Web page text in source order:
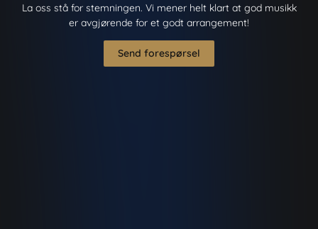
La oss stå for stemningen. Vi mener helt klart at god musikk
er avgjørende for et godt arrangement!
Send forespørsel